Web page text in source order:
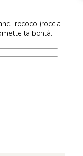
rococo (roccia
la bontà.